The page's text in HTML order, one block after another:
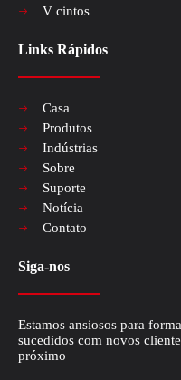
V cintos
Links Rápidos
Casa
Produtos
Indústrias
Sobre
Suporte
Notícia
Contato
Siga-nos
Estamos ansiosos para
sucedidos com novos
próximo